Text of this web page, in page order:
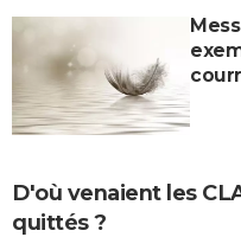
D'où venaient les
quittés ?